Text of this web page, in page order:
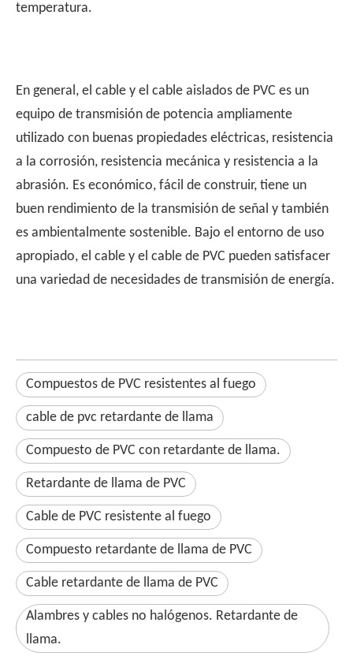
temperatura.
En general, el cable y el cable aislados de PVC es un
equipo de transmisión de potencia ampliamente
utilizado con buenas propiedades eléctricas, resistencia
a la corrosión, resistencia mecánica y resistencia a la
abrasión. Es económico, fácil de construir, tiene un
buen rendimiento de la transmisión de señal y también
es ambientalmente sostenible. Bajo el entorno de uso
apropiado, el cable y el cable de PVC pueden satisfacer
una variedad de necesidades de transmisión de energía.
Compuestos de PVC resistentes al fuego
cable de pvc retardante de llama
Compuesto de PVC con retardante de llama.
Retardante de llama de PVC
Cable de PVC resistente al fuego
Compuesto retardante de llama de PVC
Cable retardante de llama de PVC
Alambres y cables no halógenos. Retardante de
llama.